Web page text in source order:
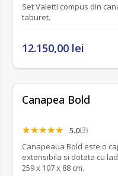
Set Valetti compus din
taburet.
12.150,00 lei
Canapea Bold
5.0(3)
Canapeaua Bold este o
extensibila si dotata cu lada
259 x 107 x 88 cm.